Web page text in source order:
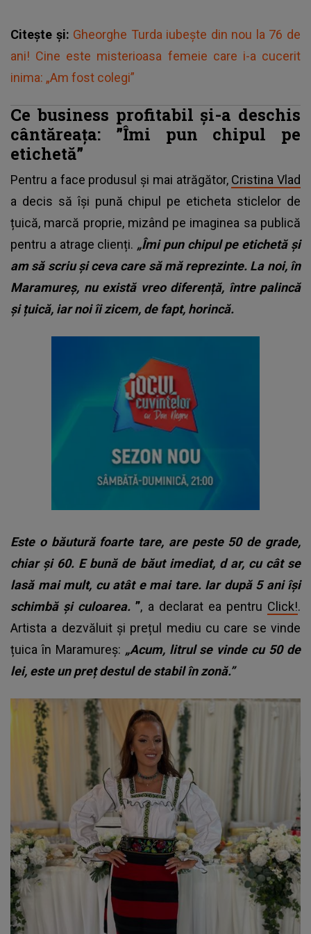
Citește și: Gheorghe Turda iubește din nou la 76 de
ani! Cine este misterioasa femeie care i-a cucerit
inima: „Am fost colegi”
Ce business profitabil și-a deschis
cântăreața: ”Îmi pun chipul pe
etichetă”
Pentru a face produsul și mai atrăgător, Cristina Vlad
a decis să își pună chipul pe eticheta sticlelor de
țuică, marcă proprie, mizând pe imaginea sa publică
pentru a atrage clienți. „Îmi pun chipul pe etichetă și
am să scriu și ceva care să mă reprezinte. La noi, în
Maramureș, nu există vreo diferență, între palincă
și țuică, iar noi îi zicem, de fapt, horincă.
Este o băutură foarte tare, are peste 50 de grade,
chiar și 60. E bună de băut imediat, dar, cu cât se
lasă mai mult, cu atât e mai tare. Iar după 5 ani își
schimbă și culoarea.”, a declarat ea pentru Click!.
Artista a dezvăluit și prețul mediu cu care se vinde
țuica în Maramureș: „Acum, litrul se vinde cu 50 de
lei, este un preț destul de stabil în zonă.”